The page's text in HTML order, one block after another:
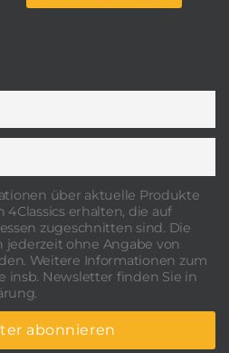
über aktuelle Produkte
erhalten, die auf
zugeschnitten sind. Die
ohne Angabe von
Weitere Informationen zum
insb. Newsletter finden Sie in